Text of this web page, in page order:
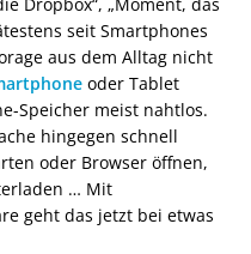
seit Smartphones
aus dem Alltag nicht
oder Tablet
Speicher meist nahtlos.
hingegen schnell
oder Browser öffnen,
… Mit
geht das jetzt bei etwas